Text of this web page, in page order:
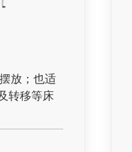
放；也适
转移等床